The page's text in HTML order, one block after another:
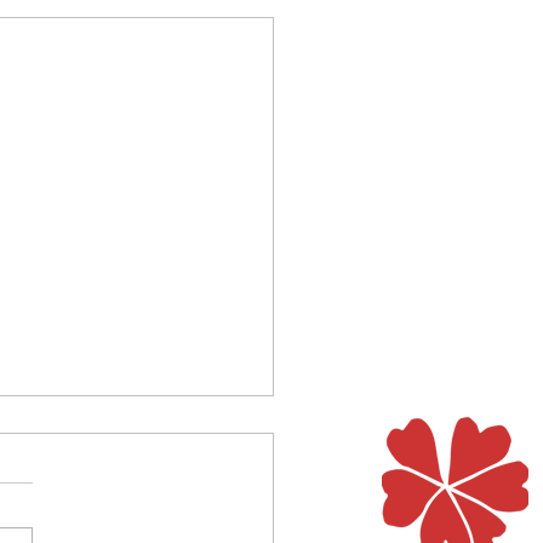
letztes Wort
150 Psalmen der Bibel wird